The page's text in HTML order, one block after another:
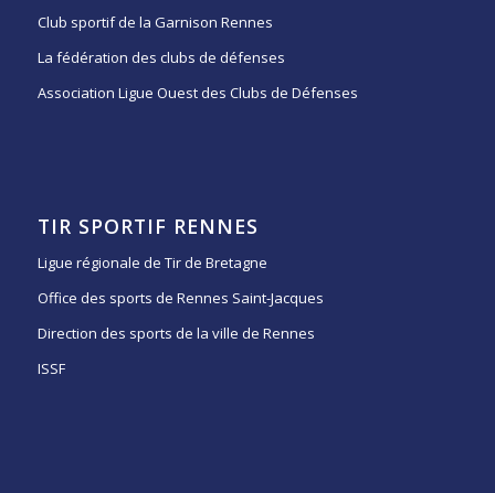
Club sportif de la Garnison Rennes
La fédération des clubs de défenses
Association Ligue Ouest des Clubs de Défenses
TIR SPORTIF RENNES
Ligue régionale de Tir de Bretagne
Office des sports de Rennes Saint-Jacques
Direction des sports de la ville de Rennes
ISSF